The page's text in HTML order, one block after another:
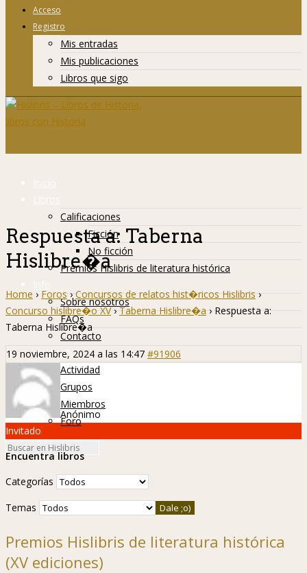
Acceso
Registro
Mis entradas
Mis publicaciones
Libros que sigo
Inicio
Libros
Calificaciones
Ficción
No ficción
Premios Hislibris de literatura histórica
Info
Sobre nosotros
FAQs
Contacto
Hislibreños
Actividad
Grupos
Miembros
Foro
Respuesta a: Taberna
Hislibre�a
Home › Foros › Concursos de relatos hist�ricos Hislibris ›
Concurso hislibre�o XV › Taberna Hislibre�a › Respuesta a:
Taberna Hislibre�a
19 noviembre, 2024 a las 14:47 #91906
Anónimo
Invitado
Encuentra libros
Categorías
Temas
Premios Hislibris de literatura histórica
(XV ediciones)